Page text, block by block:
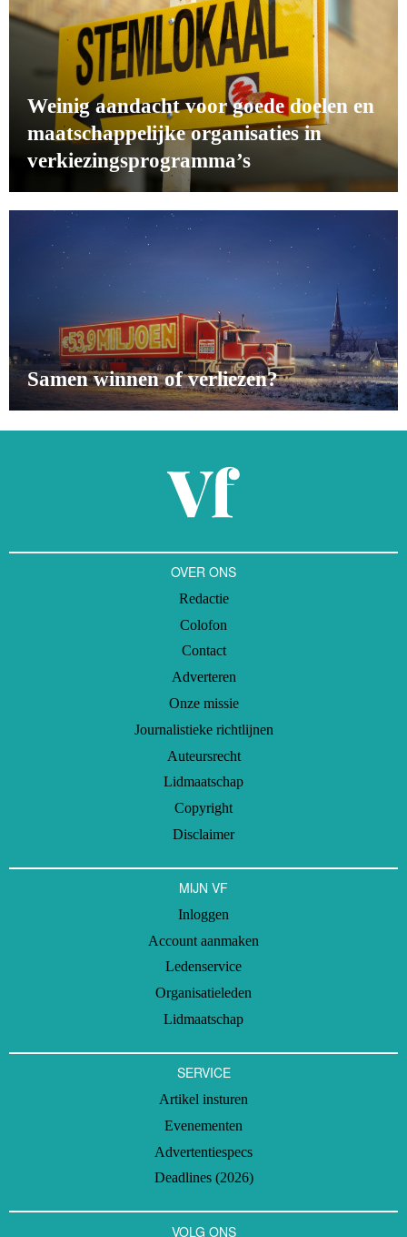
Weinig aandacht voor goede doelen en
maatschappelijke organisaties in
verkiezingsprogramma’s
Samen winnen of verliezen?
OVER ONS
Redactie
Colofon
Contact
Adverteren
Onze missie
Journalistieke richtlijnen
Auteursrecht
Lidmaatschap
Copyright
Disclaimer
MIJN VF
Inloggen
Account aanmaken
Ledenservice
Organisatieleden
Lidmaatschap
SERVICE
Artikel insturen
Evenementen
Advertentiespecs
Deadlines (2026)
VOLG ONS